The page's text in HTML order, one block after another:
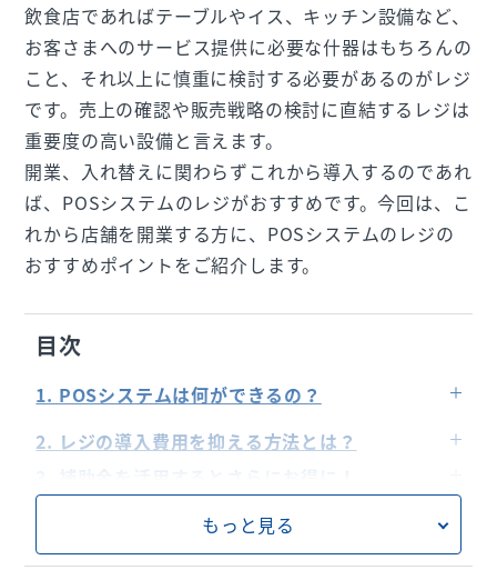
飲食店であればテーブルやイス、キッチン設備など、
お客さまへのサービス提供に必要な什器はもちろんの
こと、それ以上に慎重に検討する必要があるのがレジ
です。売上の確認や販売戦略の検討に直結するレジは
重要度の高い設備と言えます。
開業、入れ替えに関わらずこれから導入するのであれ
ば、POSシステムのレジがおすすめです。今回は、こ
れから店舗を開業する方に、POSシステムのレジの
おすすめポイントをご紹介します。
目次
1. POSシステムは何ができるの？
レジ機能
2. レジの導入費用を抑える方法とは？
もっと見る